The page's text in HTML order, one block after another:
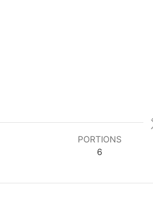
PORTIONS
6